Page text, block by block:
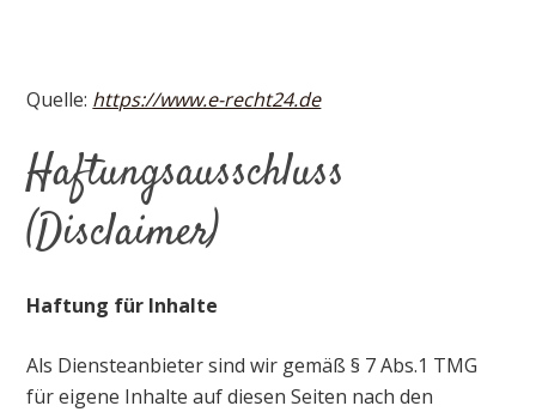
Quelle: https://www.e-recht24.de
Haftungsausschluss
(Disclaimer)
Haftung für Inhalte
Als Diensteanbieter sind wir gemäß § 7 Abs.1 TMG
für eigene Inhalte auf diesen Seiten nach den